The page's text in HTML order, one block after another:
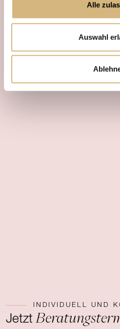
Alle
Auswahl
INDIVIDUELL UND
Jetzt